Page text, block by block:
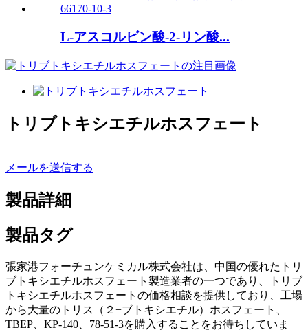
L-アスコルビン酸-2-リン酸...
トリブトキシエチルホスフェート
メールを送信する
製品詳細
製品タグ
張家港フォーチュンケミカル株式会社は、中国の優れたトリ
ブトキシエチルホスフェート製造業者の一つであり、トリブ
トキシエチルホスフェートの価格相談を提供しており、工場
から大量のトリス（２−ブトキシエチル）ホスフェート、
TBEP、KP-140、78-51-3を購入することをお待ちしていま